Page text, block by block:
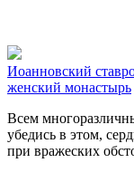
Иоанновский
женский монастырь
Всем
убедись в этом,
при вражеских